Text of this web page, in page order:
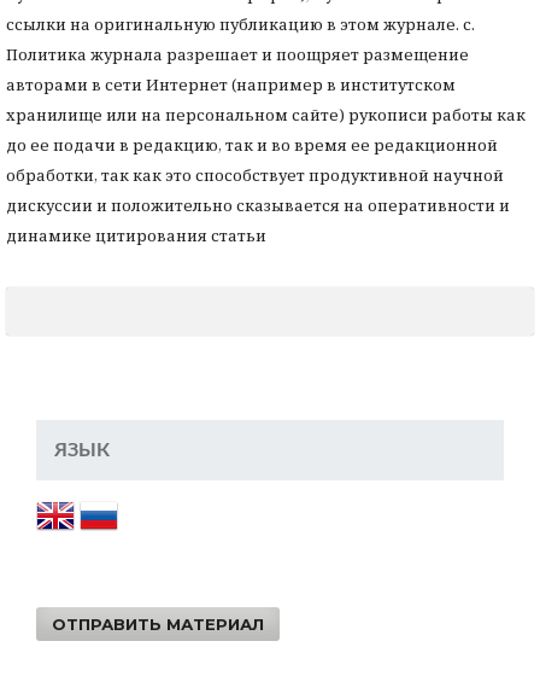
ссылки на оригинальную публикацию в этом журнале. с.
Политика журнала разрешает и поощряет размещение
авторами в сети Интернет (например в институтском
хранилище или на персональном сайте) рукописи работы как
до ее подачи в редакцию, так и во время ее редакционной
обработки, так как это способствует продуктивной научной
дискуссии и положительно сказывается на оперативности и
динамике цитирования статьи
ЯЗЫК
ОТПРАВИТЬ МАТЕРИАЛ